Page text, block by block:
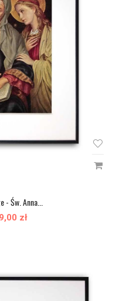
- Św. Anna...
zł